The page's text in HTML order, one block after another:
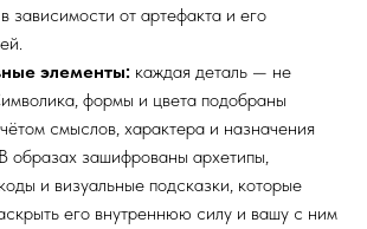
зависимости от артефакта и его
элементы: каждая деталь — не
формы и цвета подобраны
смыслов, характера и назначения
образах зашифрованы архетипы,
и визуальные подсказки, которые
его внутреннюю силу и вашу с ним